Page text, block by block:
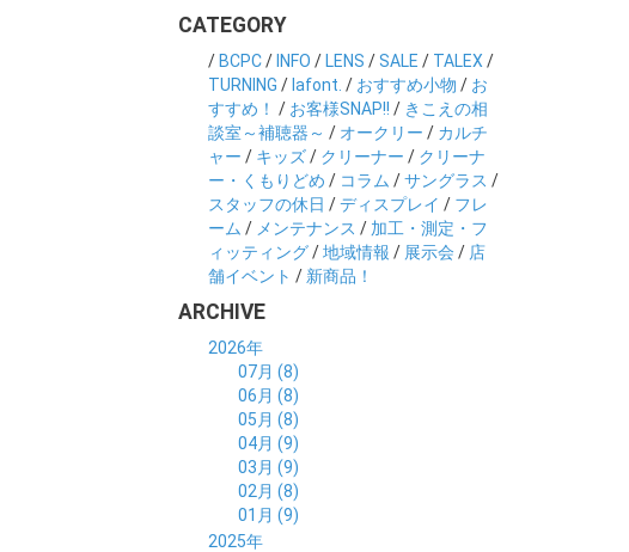
CATEGORY
/ BCPC/ INFO / LENS /SALE / TALEX /
TURNING / lafont. / おすすめ小物 / お
すすめ！ / お客様SNAP!! / きこえの相
談室～補聴器～ / オークリー / カルチ
ャー / キッズ/ クリーナー / クリーナ
ー・くもりどめ / コラム /サングラス /
スタッフの休日 /ディスプレイ / フレ
ーム / メンテナンス / 加工・測定・フ
ィッティング/地域情報 / 展示会 / 店
舗イベント / 新商品！
ARCHIVE
2026年
07月 (8)
06月 (8)
05月 (8)
04月 (9)
03月 (9)
02月 (8)
01月 (9)
2025年